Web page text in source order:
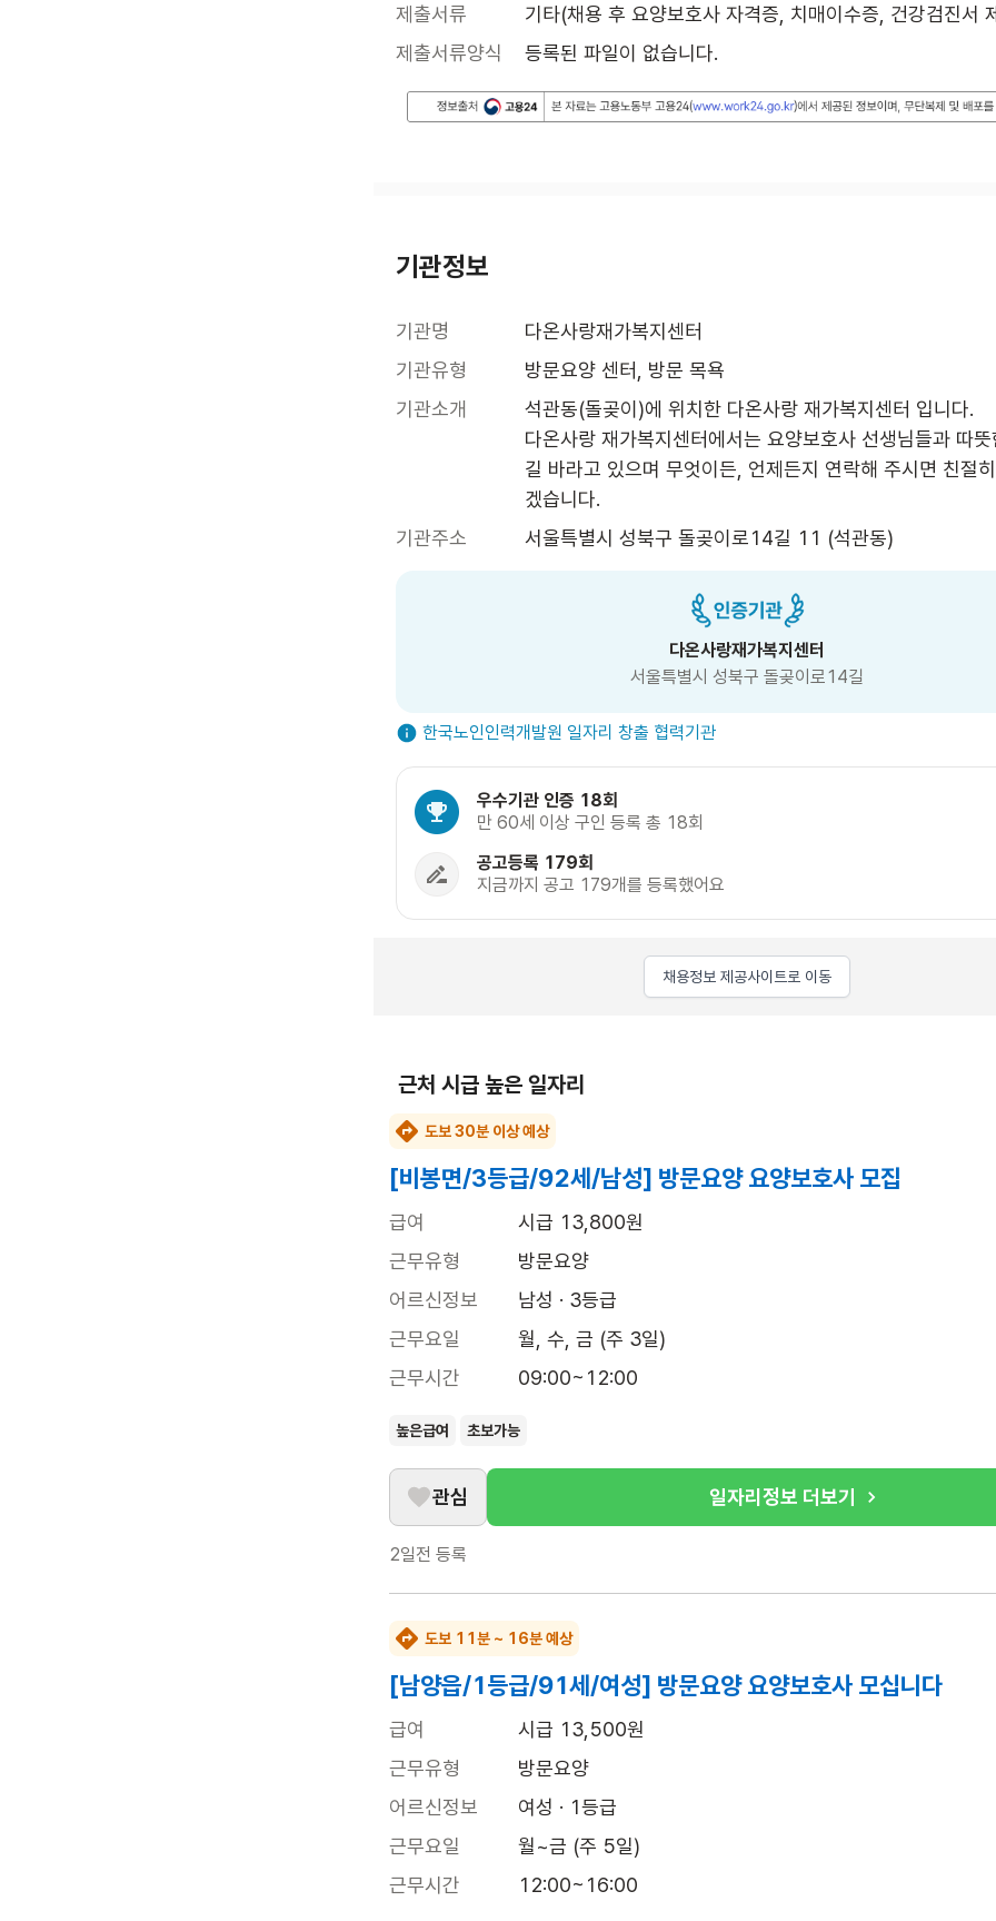
제출서류
기타(채용 후 요양보호사 자격증, 치매이수증, 건강검진서
제출서류양식
등록된 파일이 없습니다.
기관정보
기관명
다온사랑재가복지센터
기관유형
방문요양 센터, 방문 목욕
기관소개
석관동(돌곶이)에 위치한 다온사랑 재가복지센터 입니다.
다온사랑 재가복지센터에서는 요양보호사 선생님들과 따
길 바라고 있으며 무엇이든, 언제든지 연락해 주시면 친절
겠습니다.
기관주소
서울특별시 성북구 돌곶이로14길 11 (석관동)
다온사랑재가복지센터
서울특별시 성북구 돌곶이로14길
한국노인인력개발원 일자리 창출 협력기관
우수기관 인증 18회
만 60세 이상 구인 등록 총 18회
공고등록 179회
지금까지 공고 179개를 등록했어요
채용정보 제공사이트로 이동
근처 시급 높은 일자리
도보 30분 이상 예상
[비봉면/3등급/92세/남성] 방문요양 요양보호사 모집
급여
시급 13,800원
근무유형
방문요양
어르신정보
남성 · 3등급
근무요일
월, 수, 금 (주 3일)
근무시간
09:00~12:00
높은급여 초보가능
관심 일자리정보 더보기
2일전 등록
도보 11분 ~ 16분 예상
[남양읍/1등급/91세/여성] 방문요양 요양보호사 모십니다
급여
시급 13,500원
근무유형
방문요양
어르신정보
여성 · 1등급
근무요일
월~금 (주 5일)
근무시간
12:00~16:00